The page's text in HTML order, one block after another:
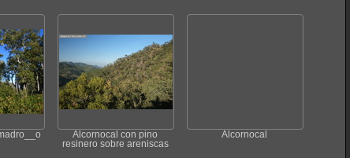
Alcornocal con pino
resinero sobre areniscas
Alcornocal